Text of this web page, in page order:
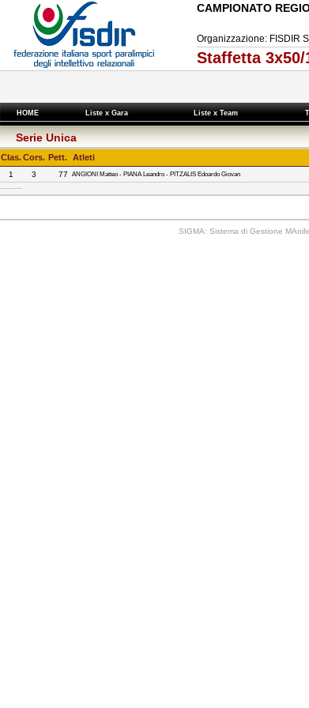
CAMPIONATO
Organizzazione: FISDIR
Staffetta 3x50/
HOME Liste x Gara Liste x Team
Serie Unica
Clas.Cors. Pett. Atleti
1 3 77 ANGIONI Matteo - PIANA Leandro - PITZALIS Edoardo Giovan
SIGMA: Sistema di Gestione